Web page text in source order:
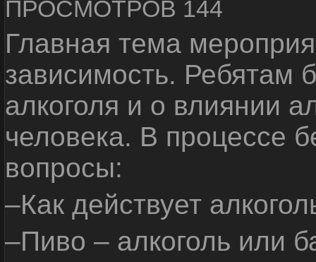
ПРОСМОТРОВ 144
Главная тема
зависимость. Ребятам
алкоголя и о влиянии
человека. В процессе
вопросы:
–Как действует
–Пиво – алкоголь или